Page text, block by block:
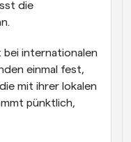
die
internationalen
einmal fest,
mit ihrer lokalen
pünktlich,